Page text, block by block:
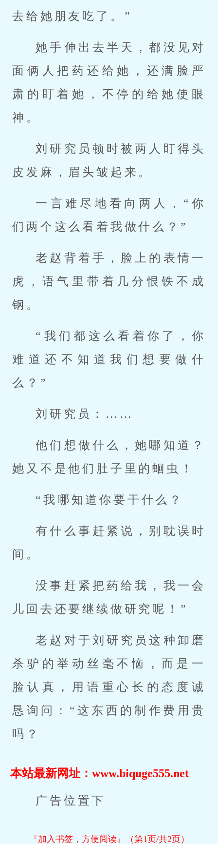
去给她朋友吃了。”
她手伸出去半天，都没见对
面俩人把药还给她，还满脸严
肃的盯着她，不停的给她使眼
神。
刘研究员顿时被两人盯得头
皮发麻，眉头皱起来。
一言难尽地看向两人，“你
们两个这么看着我做什么？”
老赵背着手，脸上的表情一
虎，语气里带着几分恨铁不成
钢。
“我们都这么看着你了，你
难道还不知道我们想要做什
么？”
刘研究员：……
他们想做什么，她哪知道？
她又不是他们肚子里的蛔虫！
“我哪知道你要干什么？
有什么事赶紧说，别耽误时
间。
没事赶紧把药给我，我一会
儿回去还要继续做研究呢！”
老赵对于刘研究员这种卸磨
杀驴的举动丝毫不恼，而是一
脸认真，用语重心长的态度诚
恳询问：“这东西的制作费用贵
吗？
本站最新网址：www.biquge555.net
广告位置下
『加入书签，方便阅读』（第1页/共2页）